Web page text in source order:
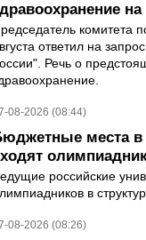
на
комитета
ответил на
Речь о
08-2026 (08:44)
места в
российские
в
08-2026 (08:26)